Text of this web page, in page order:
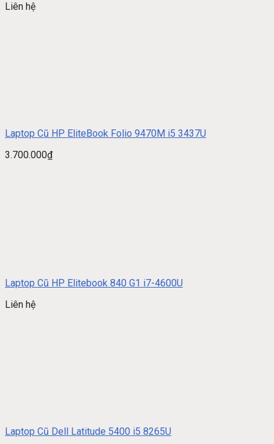
Liên hệ
Laptop Cũ HP EliteBook Folio 9470M i5 3437U
3.700.000₫
Laptop Cũ HP Elitebook 840 G1 i7-4600U
Liên hệ
Laptop Cũ Dell Latitude 5400 i5 8265U